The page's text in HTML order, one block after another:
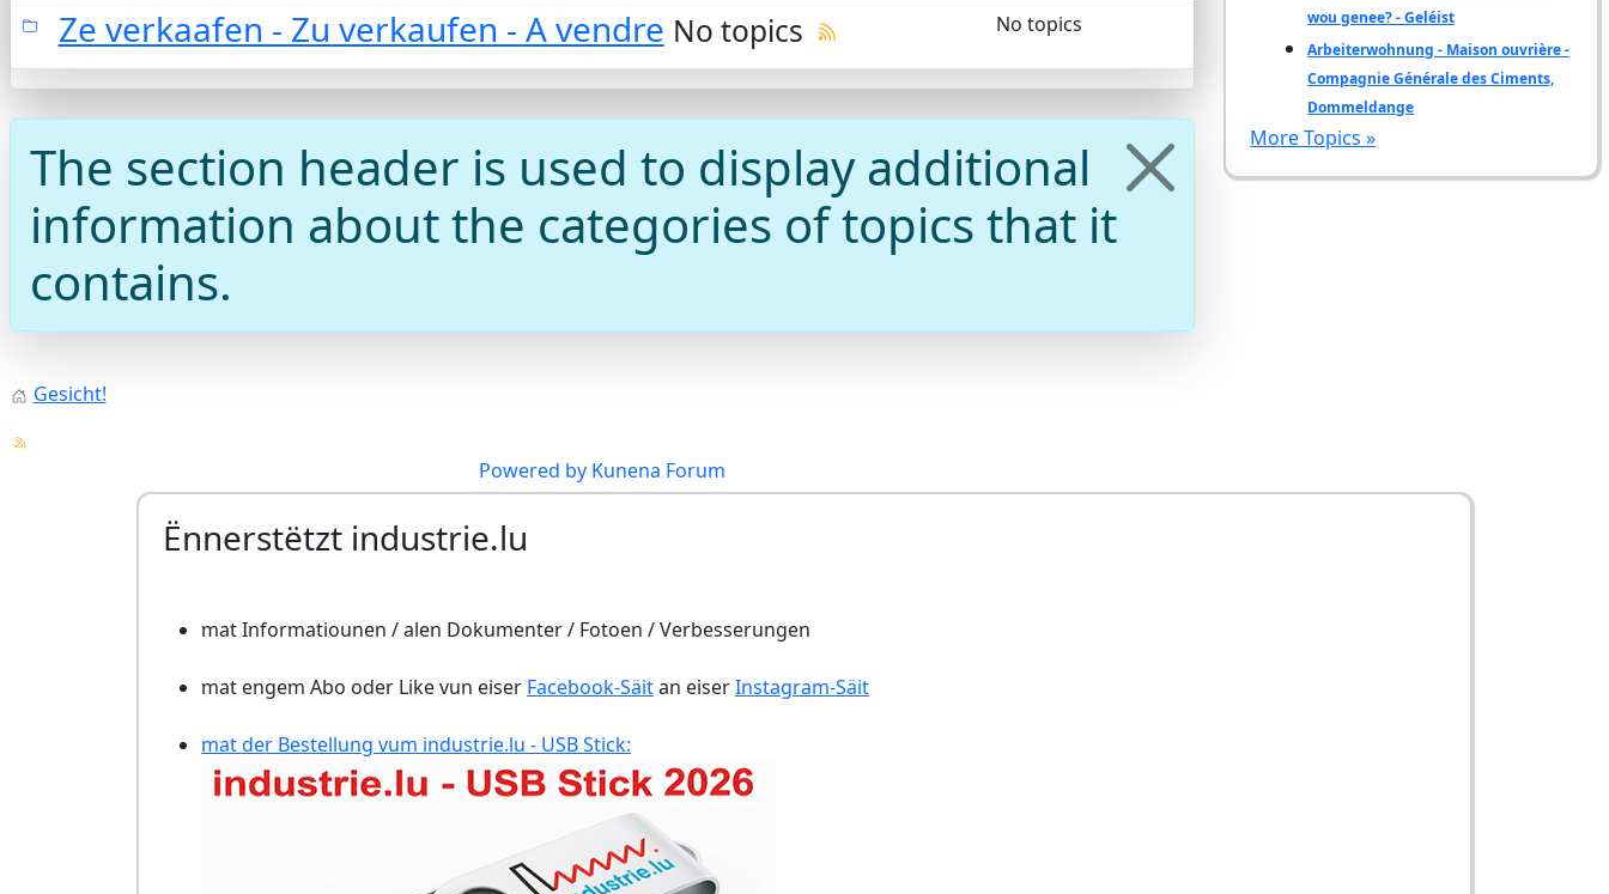
Ze verkaafen - Zu verkaufen - A vendre No topics No topics
The section header is used to display additional
information about the categories of topics that it
contains.
Gesicht!
Powered by Kunena Forum
wou genee? - Geléist
Arbeiterwohnung - Maison ouvrière -
Compagnie Générale des Ciments,
Dommeldange
More Topics »
Ënnerstëtzt industrie.lu
mat Informatiounen / alen Dokumenter / Fotoen / Verbesserungen
mat engem Abo oder Like vun eiser Facebook-Säitan eiserInstagram-Säit
mat der Bestellung vum industrie.lu - USB Stick: